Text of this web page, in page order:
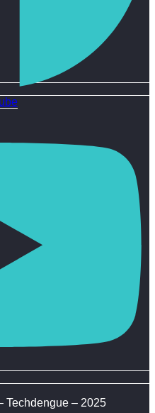
Techdengue – 2025